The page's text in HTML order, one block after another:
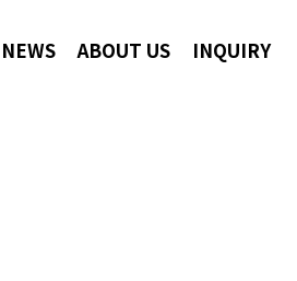
NEWS ABOUT US INQUIRY